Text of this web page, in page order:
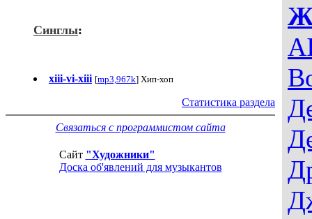
Синглы:
xiii-vi-xiii [mp3,967k] Хип-хоп
Статистика раздела
Связаться с программистом сайта
Сайт "Художники"
Доска об'явлений для музыкантов